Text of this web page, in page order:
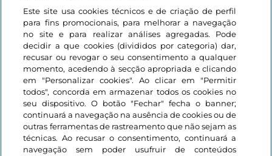
Iniciar sessão
Mantenha-se em contacto
Este site usa cookies técnicos e de criação de perfil
para fins promocionais, para melhorar a navegação
no site e para realizar análises agregadas. Pode
decidir a que cookies (divididos por categoria) dar,
recusar ou revogar o seu consentimento a qualquer
momento, acedendo à secção apropriada e clicando
em "Personalizar cookies". Ao clicar em "Permitir
todos", concorda em armazenar todos os cookies no
seu dispositivo. O botão "Fechar" fecha o banner;
continuará a navegação na ausência de cookies ou de
outras ferramentas de rastreamento que não sejam as
técnicas. Ao recusar o consentimento, continuará a
navegação sem poder usufruir de conteúdos